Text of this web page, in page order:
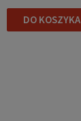
DO KOSZYKA